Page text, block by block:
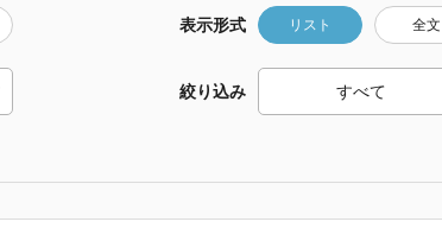
表示形式 リスト 全文
絞り込み